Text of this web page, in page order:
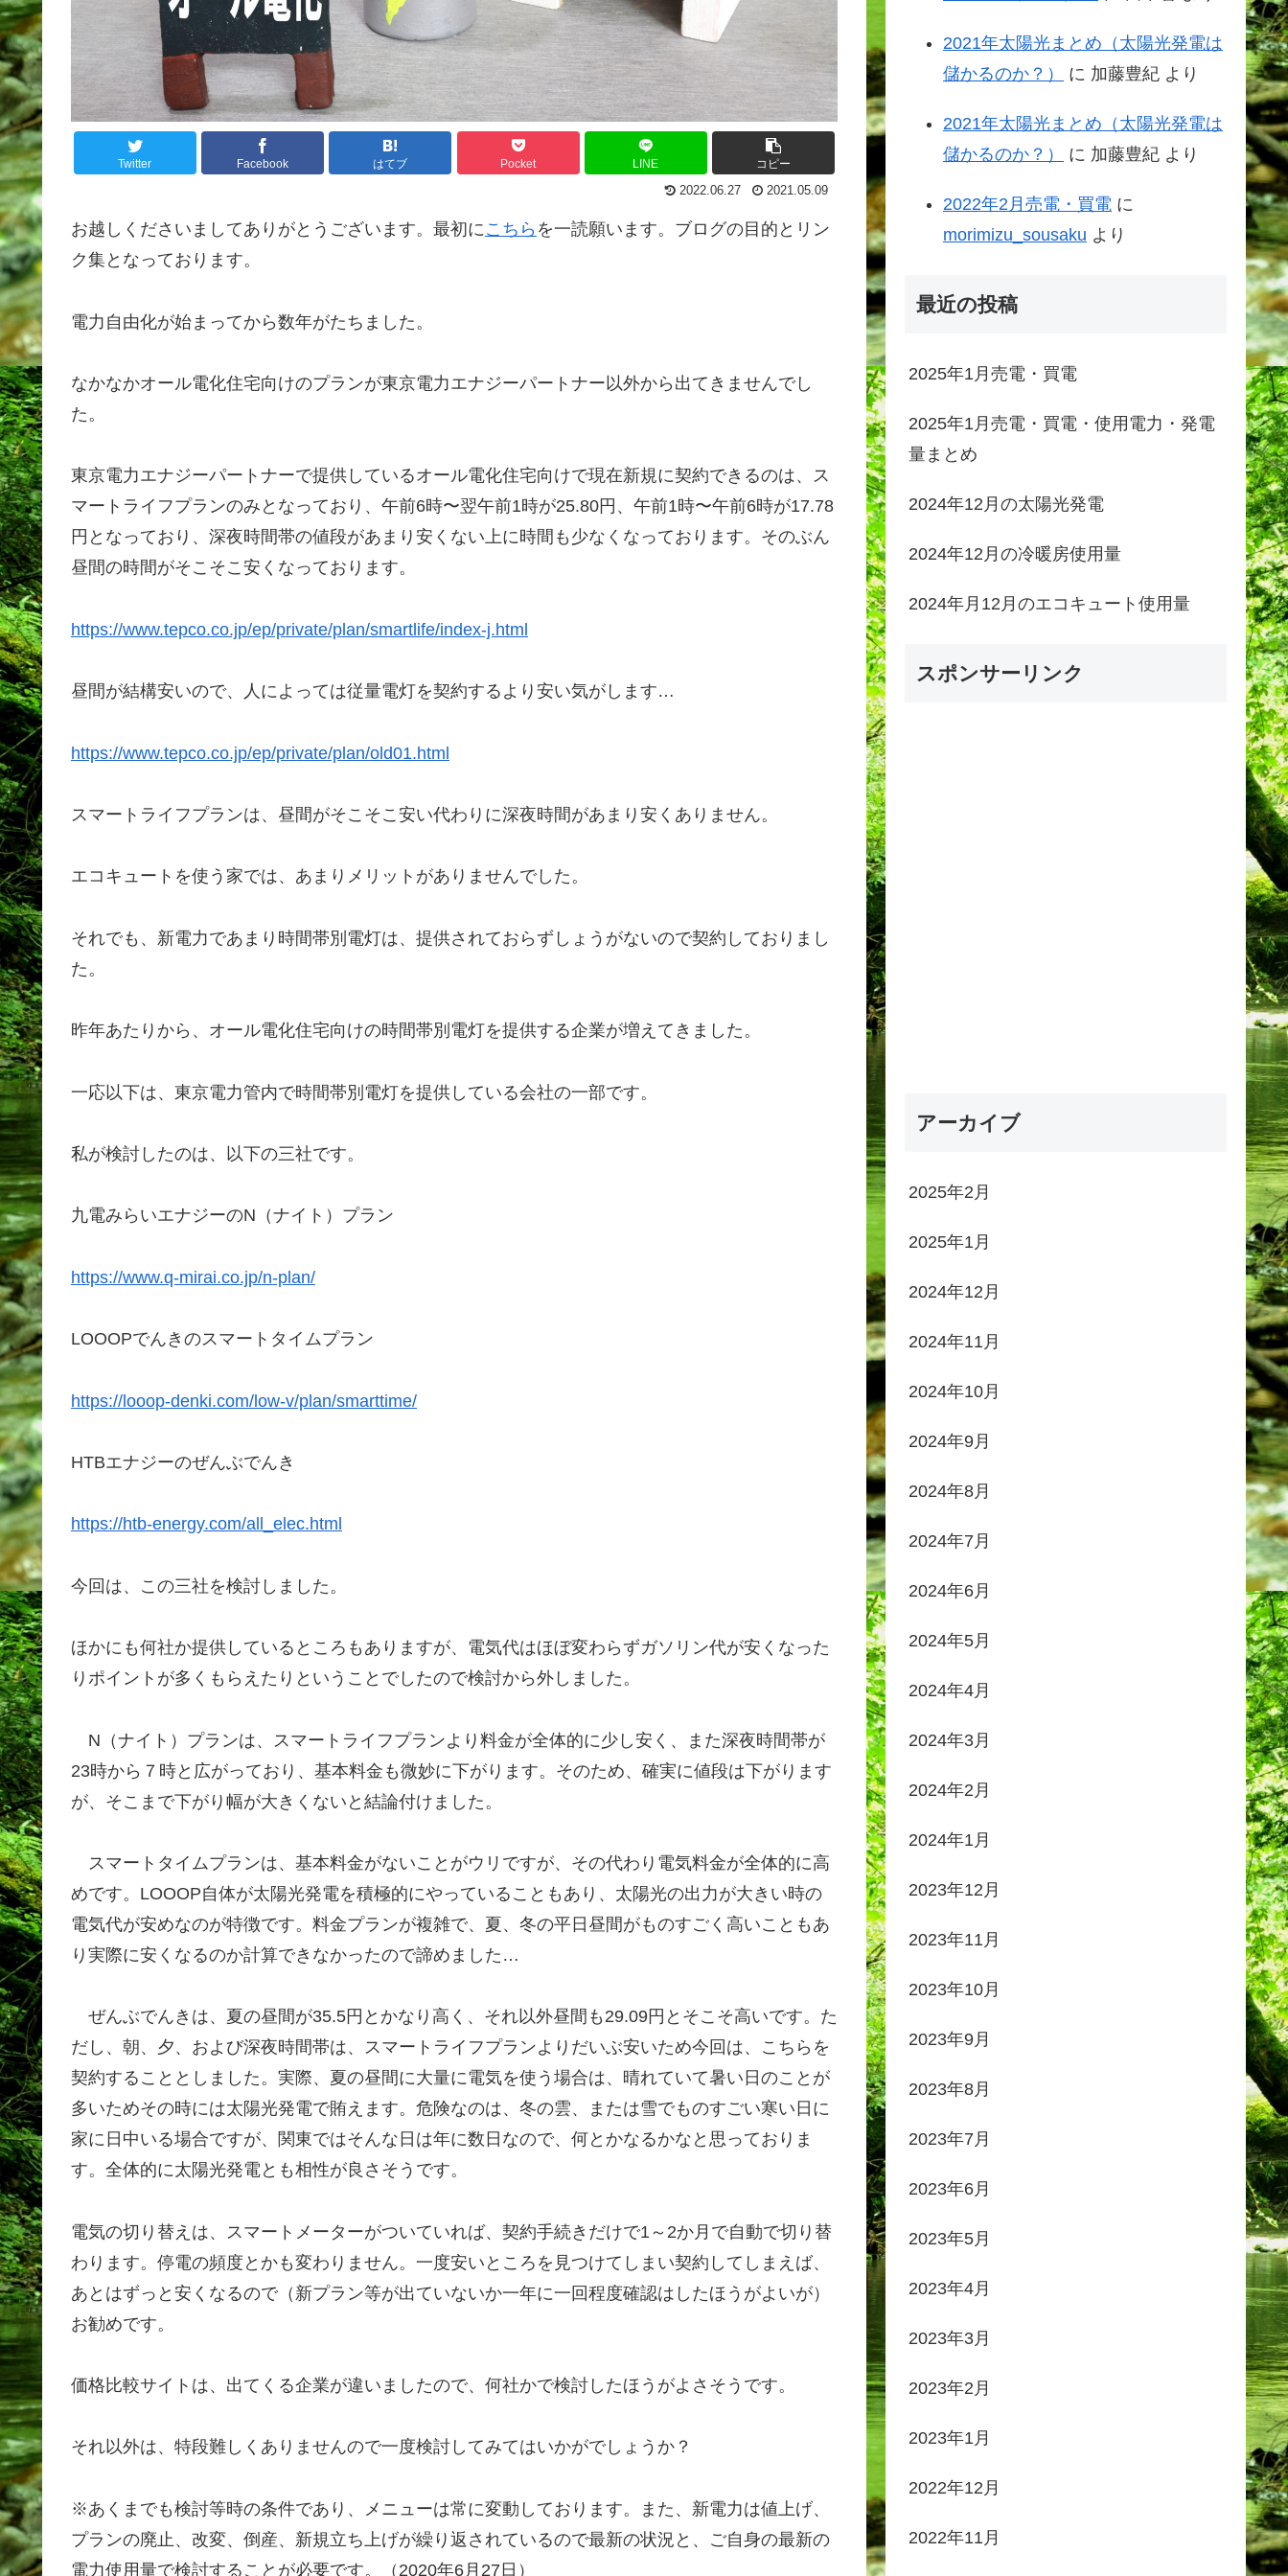
Twitter Facebook はてブ Pocket LINE コピー
2022.06.27 2021.05.09
お越しくださいましてありがとうございます。最初にこちら を一読願います。ブログの目的とリン
ク集となっております。
電力自由化が始まってから数年がたちました。
なかなかオール電化住宅向けのプランが東京電力エナジーパートナー以外から出てきませんでし
た。
東京電力エナジーパートナーで提供しているオール電化住宅向けで現在新規に契約できるのは、ス
マートライフプランのみとなっており、午前6時〜翌午前1時が25.80円、午前1時〜午前6時が17.78
円となっており、深夜時間帯の値段があまり安くない上に時間も少なくなっております。そのぶん
昼間の時間がそこそこ安くなっております。
https://www.tepco.co.jp/ep/private/plan/smartlife/index-j.html
昼間が結構安いので、人によっては従量電灯を契約するより安い気がします…
https://www.tepco.co.jp/ep/private/plan/old01.html
スマートライフプランは、昼間がそこそこ安い代わりに深夜時間があまり安くありません。
エコキュートを使う家では、あまりメリットがありませんでした。
それでも、新電力であまり時間帯別電灯は、提供されておらずしょうがないので契約しておりまし
た。
昨年あたりから、オール電化住宅向けの時間帯別電灯を提供する企業が増えてきました。
一応以下は、東京電力管内で時間帯別電灯を提供している会社の一部です。
私が検討したのは、以下の三社です。
九電みらいエナジーのN（ナイト）プラン
https://www.q-mirai.co.jp/n-plan/
LOOOPでんきのスマートタイムプラン
https://looop-denki.com/low-v/plan/smarttime/
HTBエナジーのぜんぶでんき
https://htb-energy.com/all_elec.html
今回は、この三社を検討しました。
ほかにも何社か提供しているところもありますが、電気代はほぼ変わらずガソリン代が安くなった
りポイントが多くもらえたりということでしたので検討から外しました。
N（ナイト）プランは、スマートライフプランより料金が全体的に少し安く、また深夜時間帯が
23時から７時と広がっており、基本料金も微妙に下がります。そのため、確実に値段は下がります
が、そこまで下がり幅が大きくないと結論付けました。
スマートタイムプランは、基本料金がないことがウリですが、その代わり電気料金が全体的に高
めです。LOOOP自体が太陽光発電を積極的にやっていることもあり、太陽光の出力が大きい時の
電気代が安めなのが特徴です。料金プランが複雑で、夏、冬の平日昼間がものすごく高いこともあ
り実際に安くなるのか計算できなかったので諦めました…
ぜんぶでんきは、夏の昼間が35.5円とかなり高く、それ以外昼間も29.09円とそこそ高いです。た
だし、朝、夕、および深夜時間帯は、スマートライフプランよりだいぶ安いため今回は、こちらを
契約することとしました。実際、夏の昼間に大量に電気を使う場合は、晴れていて暑い日のことが
多いためその時には太陽光発電で賄えます。危険なのは、冬の雲、または雪でものすごい寒い日に
家に日中いる場合ですが、関東ではそんな日は年に数日なので、何とかなるかなと思っておりま
す。全体的に太陽光発電とも相性が良さそうです。
電気の切り替えは、スマートメーターがついていれば、契約手続きだけで1～2か月で自動で切り替
わります。停電の頻度とかも変わりません。一度安いところを見つけてしまい契約してしまえば、
あとはずっと安くなるので（新プラン等が出ていないか一年に一回程度確認はしたほうがよいが）
お勧めです。
価格比較サイトは、出てくる企業が違いましたので、何社かで検討したほうがよさそうです。
それ以外は、特段難しくありませんので一度検討してみてはいかがでしょうか？
※あくまでも検討等時の条件であり、メニューは常に変動しております。また、新電力は値上げ、
プランの廃止、改変、倒産、新規立ち上げが繰り返されているので最新の状況と、ご自身の最新の
電力使用量で検討することが必要です。（2020年6月27日）
2021年太陽光まとめ（太陽光発電は
儲かるのか？）
に 加藤豊紀 より
2021年太陽光まとめ（太陽光発電は
儲かるのか？）
に 加藤豊紀 より
2022年2月売電・買電 に
morimizu_sousaku より
最近の投稿
2025年1月売電・買電
2025年1月売電・買電・使用電力・発電
量まとめ
2024年12月の太陽光発電
2024年12月の冷暖房使用量
2024年月12月のエコキュート使用量
スポンサーリンク
アーカイブ
2025年2月
2025年1月
2024年12月
2024年11月
2024年10月
2024年9月
2024年8月
2024年7月
2024年6月
2024年5月
2024年4月
2024年3月
2024年2月
2024年1月
2023年12月
2023年11月
2023年10月
2023年9月
2023年8月
2023年7月
2023年6月
2023年5月
2023年4月
2023年3月
2023年2月
2023年1月
2022年12月
2022年11月